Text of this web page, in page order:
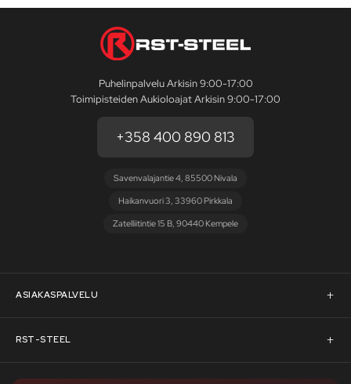
Puhelinpalvelu Arkisin 9:00-17:00
Toimipisteiden Aukioloajat Arkisin 9:00-17:00
+358 400 890 813
Savenvalajantie 4, 85500 Nivala
Haikanvuori 3, 33960 Pirkkala
Zatelliitintie 15 B, 90440 Kempele
ASIAKASPALVELU
Asiakaspalvelu
Pyydä tarjous
RST-STEEL